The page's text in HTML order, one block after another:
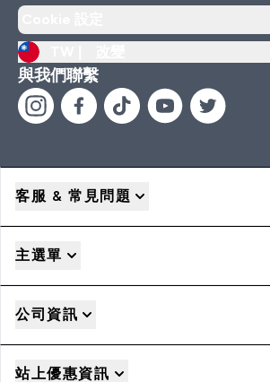
與我們聯繫
客服 & 常見問題
主選單
公司資訊
站上優惠資訊